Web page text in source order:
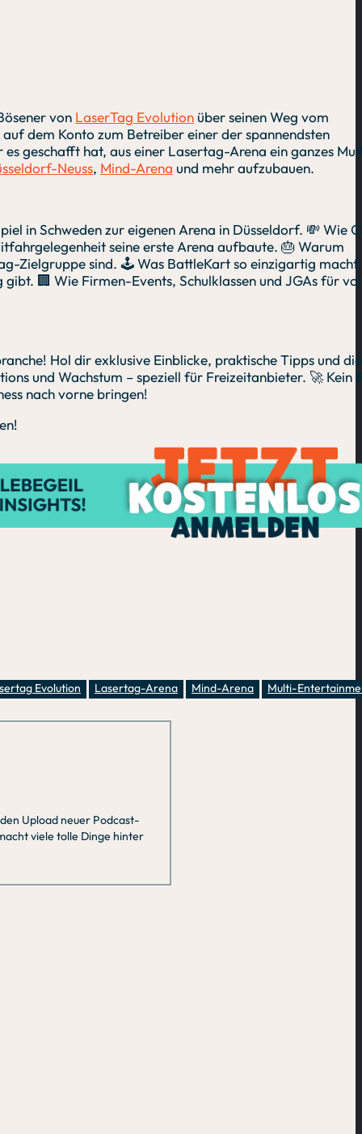
von LaserTag Evolution über seinen Weg vom
dem Konto zum Betreiber einer der spannendsten
geschafft hat, aus einer Lasertag-Arena ein ganzes
Neuss, Mind-Arena und mehr aufzubauen.
in Schweden zur eigenen Arena in Düsseldorf. 💸 Wie
seine erste Arena aufbaute. 🎂 Warum
Zielgruppe sind. 🕹️ Was BattleKart so einzigartig macht
🏢 Wie Firmen-Events, Schulklassen und JGAs für
Hol dir exklusive Einblicke, praktische Tipps und die
und Wachstum – speziell für Freizeitanbieter. 🚀 Kein
nach vorne bringen!
Evolution Lasertag-Arena Mind-Arena Multi-
Upload neuer Podcast-
viele tolle Dinge hinter